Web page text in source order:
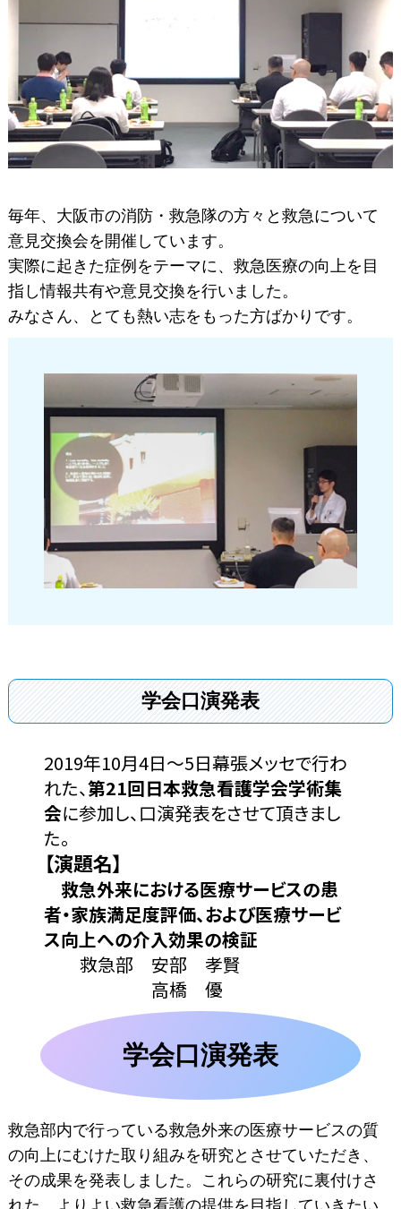
毎年、大阪市の消防・救急隊の方々と救急について
意見交換会を開催しています。
実際に起きた症例をテーマに、救急医療の向上を目
指し情報共有や意見交換を行いました。
みなさん、とても熱い志をもった方ばかりです。
学会口演発表
2019年10月4日～5日幕張メッセで行わ
れた、第21回日本救急看護学会学術集
会に参加し、口演発表をさせて頂きまし
た。
【演題名】
救急外来における医療サービスの患
者・家族満足度評価、および医療サービ
ス向上への介入効果の検証
救急部 安部 孝賢
高橋 優
学会口演発表
救急部内で行っている救急外来の医療サービスの質
の向上にむけた取り組みを研究とさせていただき、
その成果を発表しました。これらの研究に裏付けさ
れた、よりよい救急看護の提供を目指していきたい